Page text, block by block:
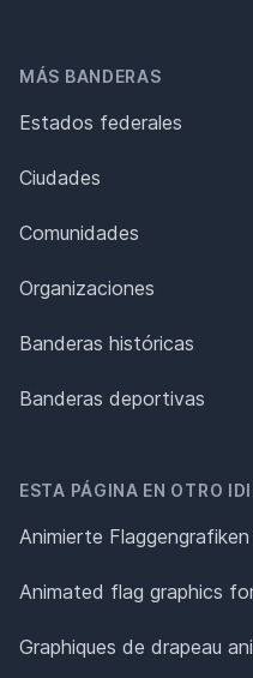
MÁS BANDERAS
Estados federales
Ciudades
Comunidades
Organizaciones
Banderas históricas
Banderas deportivas
ESTA PÁGINA EN OTRO
Animierte
Animated flag graphics
Graphiques de drapeau